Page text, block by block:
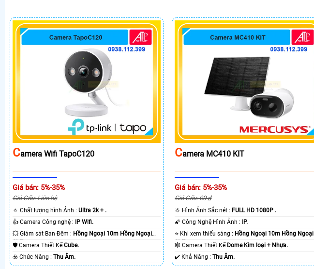
CAmera Wifi TapoC120
Giá bán: 5%-35%
Giá Gốc: Liên hệ
🔅 Chất lượng hình Ảnh : Ultra 2k + .
👍 Camera Công nghệ :
IP Wifi.
💥 Giám sát Ban Đêm : Hồng Ngoại 10m Hồng Ngoại
SMD.🛡 Camera Thiết Kế Cube.
️☣️ Chức Năng : Thu Âm.
CAmera MC410 KIT
Giá bán: 5%-35%
Giá Gốc: 00 ₫
🔆 Hình Ảnh Sắc nét : FULL HD 1080P .
🌠 Công Nghệ Hình Ảnh :
IP.
⭐ Khi xem thiếu sáng : Hồng Ngoại 10m Hồng Ngoại
SMD.🕸️ Camera Thiết Kế Dome Kim loại + Nhựa.
️✔️ Khả Năng :Thu Âm.